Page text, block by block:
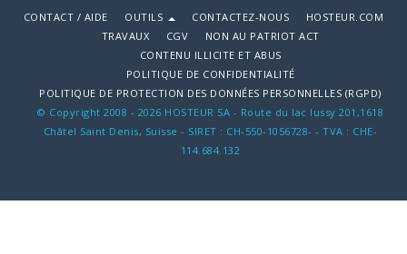
CONTACT / AIDE OUTILS CONTACTEZ-NOUS
HOSTEUR.COM
TRAVAUX
CGV
NON AU PATRIOT ACT
CONTENU ILLICITE ET ABUS
POLITIQUE DE CONFIDENTIALITÉ
POLITIQUE DE PROTECTION DES DONNÉES PERSONNELLES (RGPD)
© Copyright 2008 - 2026 HOSTEUR SA - Route du lac lussy 201,1618
Châtel Saint Denis, Suisse - SIRET : CH-550-1056728- - TVA : CHE-
114.684.132